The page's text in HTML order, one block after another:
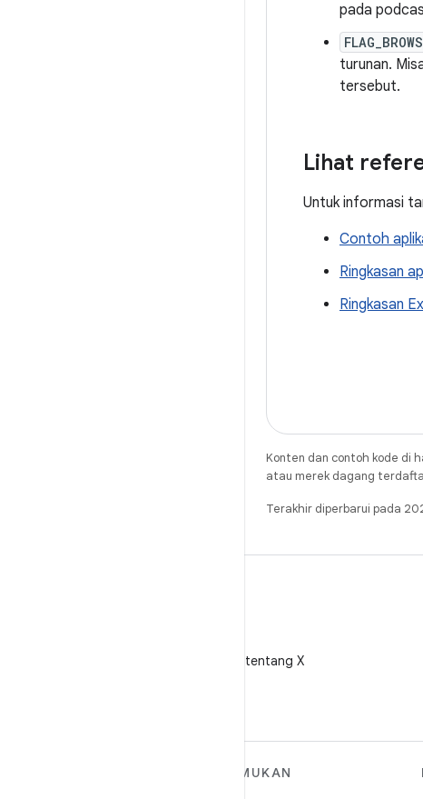
pada
turunan.
tersebut.
Lihat
Untuk informasi
Contoh
Ringkasan
Ringkasan
Konten dan contoh kode di
atau merek dagang
Terakhir diperbarui pada
Ikuti @AndroidDev tentang X
TEMUKAN